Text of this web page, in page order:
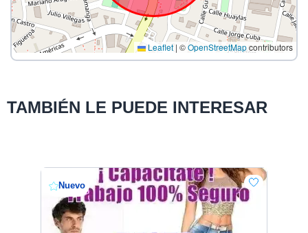
Leaflet | ©OpenStreetMapcontributors
TAMBIÉN LE PUEDE INTERESAR
Nuevo